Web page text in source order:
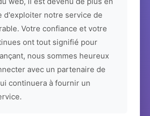
d'exploiter notre service de
Votre confiance et votre
ont tout signifié pour
nous sommes heureux
avec un partenaire de
continuera à fournir un